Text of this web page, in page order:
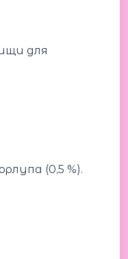
для
(0,5 %).